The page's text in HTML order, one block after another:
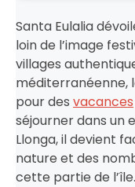
Santa Eulalia
loin de l’image
villages
méditerranéenne,
pour des vacances
séjourner dans un
Llonga, il devient
nature et des
cette partie de l’île.